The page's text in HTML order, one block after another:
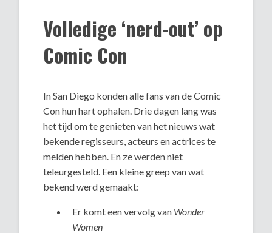
Volledige ‘nerd-out’ op
Comic Con
In San Diego konden alle fans van de Comic
Con hun hart ophalen. Drie dagen lang was
het tijd om te genieten van het nieuws wat
bekende regisseurs, acteurs en actrices te
melden hebben. En ze werden niet
teleurgesteld. Een kleine greep van wat
bekend werd gemaakt:
Er komt een vervolg van Wonder
Women